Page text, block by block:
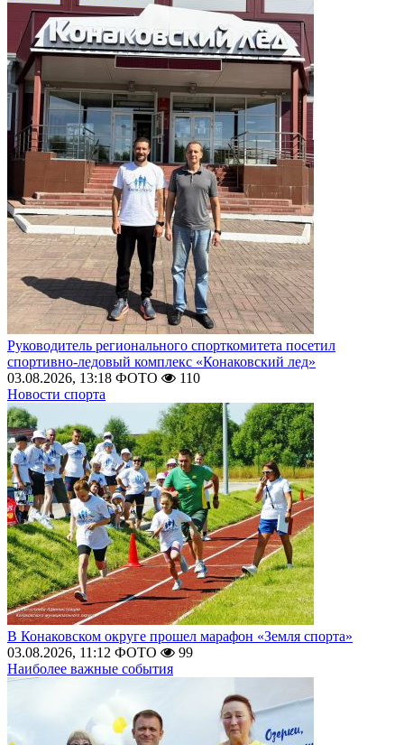
Руководитель регионального спорткомитета посетил
спортивно-ледовый комплекс «Конаковский лед»
03.08.2026, 13:18 ФОТО
110
Новости спорта
В Конаковском округе прошел марафон «Земля спорта»
03.08.2026, 11:12 ФОТО
99
Наиболее важные события